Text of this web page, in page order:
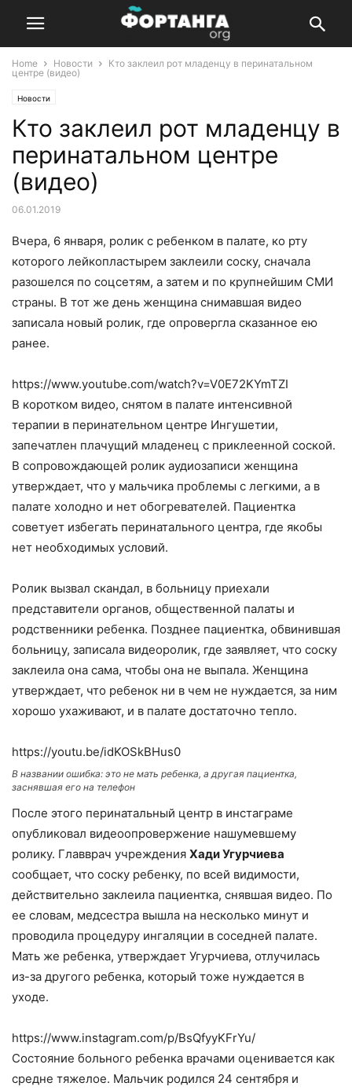
Home Новости
Кто заклеил рот младенцу в перинатальном
центре (видео)
Новости
Кто заклеил рот младенцу в
перинатальном центре
(видео)
06.01.2019
Вчера, 6 января, ролик с ребенком в палате, ко рту
которого лейкопластырем заклеили соску, сначала
разошелся по соцсетям, а затем и по крупнейшим СМИ
страны. В тот же день женщина снимавшая видео
записала новый ролик, где опровергла сказанное ею
ранее.
https://www.youtube.com/watch?v=V0E72KYmTZI
В коротком видео, снятом в палате интенсивной
терапии в перинательном центре Ингушетии,
запечатлен плачущий младенец с приклеенной соской.
В сопровождающей ролик аудиозаписи женщина
утверждает, что у мальчика проблемы с легкими, а в
палате холодно и нет обогревателей. Пациентка
советует избегать перинатального центра, где якобы
нет необходимых условий.
Ролик вызвал скандал, в больницу приехали
представители органов, общественной палаты и
родственники ребенка. Позднее пациентка, обвинившая
больницу, записала видеоролик, где заявляет, что соску
заклеила она сама, чтобы она не выпала. Женщина
утверждает, что ребенок ни в чем не нуждается, за ним
хорошо ухаживают, и в палате достаточно тепло.
https://youtu.be/idKOSkBHus0
В названии ошибка: это не мать ребенка, а другая пациентка,
заснявшая его на телефон
После этого перинатальный центр в инстаграме
опубликовал видеоопровержение нашумевшему
ролику. Главврач учреждения Хади Угурчиева
сообщает, что соску ребенку, по всей видимости,
действительно заклеила пациентка, снявшая видео. По
ее словам, медсестра вышла на несколько минут и
проводила процедуру ингаляции в соседней палате.
Мать же ребенка, утверждает Угурчиева, отлучилась
из-за другого ребенка, который тоже нуждается в
уходе.
https://www.instagram.com/p/BsQfyyKFrYu/
Состояние больного ребенка врачами оценивается как
средне тяжелое. Мальчик родился 24 сентября и